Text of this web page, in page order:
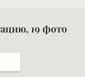
19 фото